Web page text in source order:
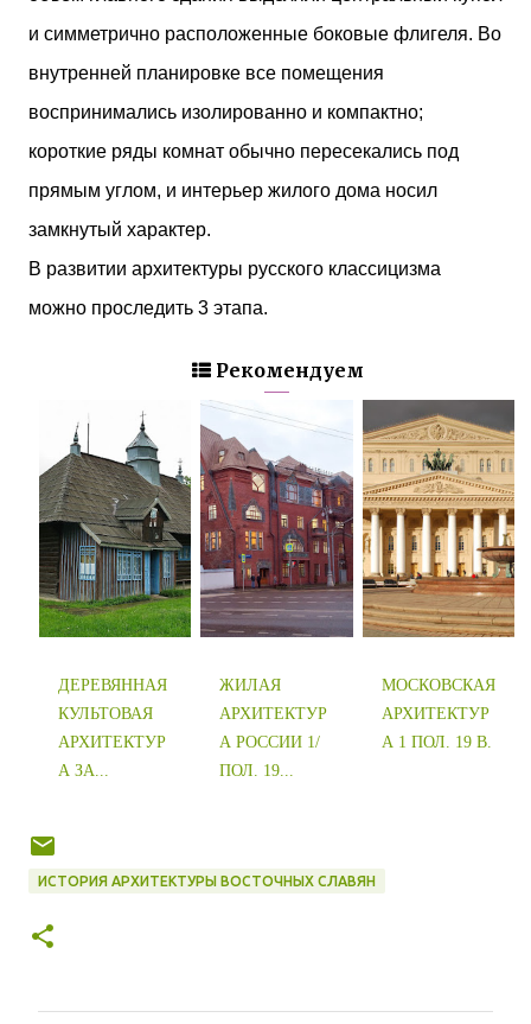
и симметрично расположенные боковые флигеля. Во
внутренней планировке все помещения
воспринимались изолированно и компактно;
короткие ряды комнат обычно пересекались под
прямым углом, и интерьер жилого дома носил
замкнутый характер.
В развитии архитектуры русского классицизма
можно проследить 3 этапа.
Рекомендуем
ДЕРЕВЯННАЯ
КУЛЬТОВАЯ
АРХИТЕКТУР
А ЗА...
ЖИЛАЯ
АРХИТЕКТУР
А РОССИИ 1/
ПОЛ. 19...
МОСКОВСКАЯ
АРХИТЕКТУР
А 1 ПОЛ. 19 В.
ИСТОРИЯ АРХИТЕКТУРЫ ВОСТОЧНЫХ СЛАВЯН